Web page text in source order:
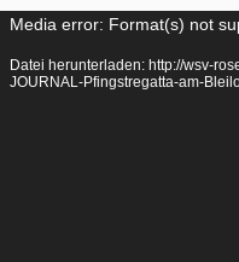
Video-
Media error: Format(s) not
Datei herunterladen: http://wsv-
JOURNAL-Pfingstregatta-am-